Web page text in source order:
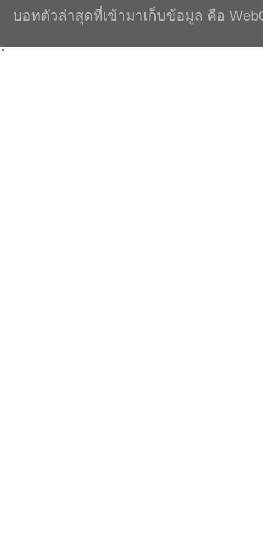
บอทตัวล่าสุดที่เข้ามาเก็บข้อมูล คือ